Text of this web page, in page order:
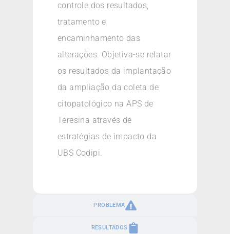
PROBLEMA
RESULTADOS
controle dos resultados,
tratamento e
encaminhamento das
alterações. Objetiva-se relatar
os resultados da implantação
da ampliação da coleta de
citopatológico na APS de
Teresina através de
estratégias de impacto da
UBS Codipi.